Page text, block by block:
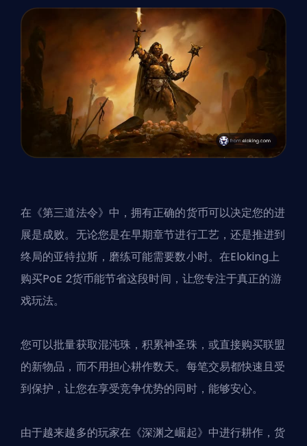
在《第三道法令》中，拥有正确的货币可以决定您的进
展是成败。无论您是在早期章节进行工艺，还是推进到
终局的亚特拉斯，磨练可能需要数小时。 在Eloking上
购买PoE 2货币能节省这段时间，让您专注于真正的游
戏玩法。
您可以批量获取混沌珠，积累神圣珠，或直接购买联盟
的新物品，而不用担心耕作数天。每笔交易都快速且受
到保护，让您在享受竞争优势的同时，能够安心。
由于越来越多的玩家在《深渊之崛起》中进行耕作，货